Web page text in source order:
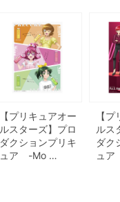
【プリキュアオー
ルスターズ】プロ
ダクションプリキ
ュア -Mo …
【
ルス
ダク
ュ